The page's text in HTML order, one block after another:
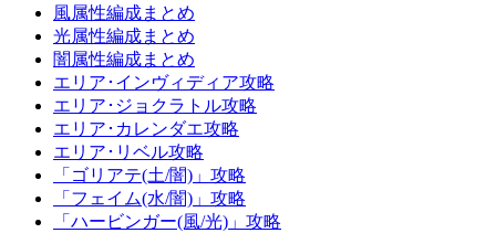
風属性編成まとめ
光属性編成まとめ
闇属性編成まとめ
エリア･インヴィディア攻略
エリア･ジョクラトル攻略
エリア･カレンダエ攻略
エリア･リベル攻略
「ゴリアテ(土/闇)」攻略
「フェイム(水/闇)」攻略
「ハービンガー(風/光)」攻略